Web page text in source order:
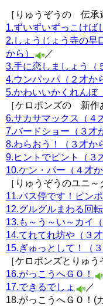
［りゅうぞうの 伝承
1.ずいずいずっこけば
2.しょうじょう寺の早
から）
／
3.手に恋しましょう（
4.ウンパッパ（２才か
5.かわいいかくれんぼ
［ケロポンズの 新作
6.サカサマックス（４
7.バードショー（３才
8.わらおう！（３才か
9.ヒントでピント（３
10.ケン・パー（４才か
［りゅうぞうのユニ～
11.バス停です！ピン
12.グルグルまわる回
13.も～う～い～カイ（
14.てれてれ坊や（３才
15.ぎゅっとして！（３
［ケロポンズとりゅう
16.がっこうへＧＯ！
17.できるでしょ
／
18.がっこうへＧＯ！(